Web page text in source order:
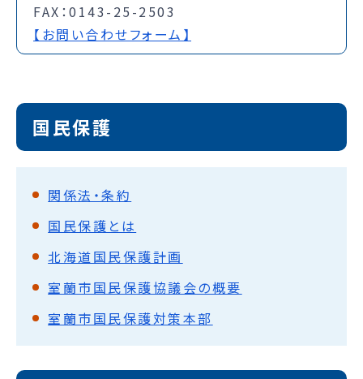
FAX：0143-25-2503
【お問い合わせフォーム】
国民保護
関係法・条約
国民保護とは
北海道国民保護計画
室蘭市国民保護協議会の概要
室蘭市国民保護対策本部